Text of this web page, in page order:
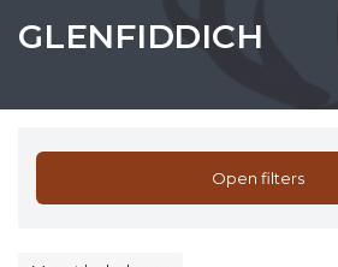
GLENFIDDICH
Open filters